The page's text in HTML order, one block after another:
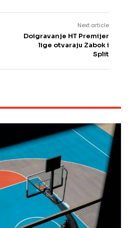
Next article
Doigravanje HT Premijer
lige otvaraju Zabok i
Split